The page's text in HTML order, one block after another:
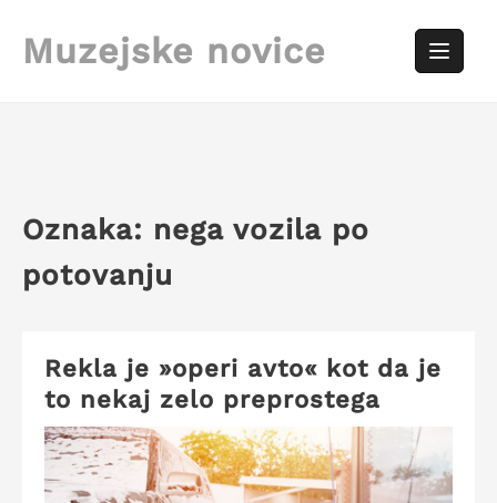
content
Muzejske novice
Oznaka: nega vozila po
potovanju
Rekla je »operi avto« kot da je
to nekaj zelo preprostega